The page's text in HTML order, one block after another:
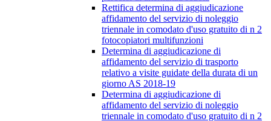
Rettifica determina di aggiudicazione
affidamento del servizio di noleggio
triennale in comodato d'uso gratuito di n 2
fotocopiatori multifunzioni
Determina di aggiudicazione di
affidamento del servizio di trasporto
relativo a visite guidate della durata di un
giorno AS 2018-19
Determina di aggiudicazione di
affidamento del servizio di noleggio
triennale in comodato d'uso gratuito di n 2